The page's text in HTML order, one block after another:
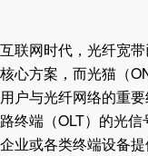
联网时代，光纤宽
心方案，而光猫（
户与光纤网络的重
终端（OLT）的光
业或各类终端设备